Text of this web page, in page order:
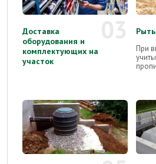
Доставка
оборудования и
комплектующих на
участок
При